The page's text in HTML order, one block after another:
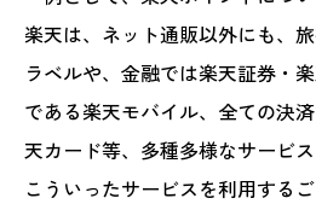
楽天は、ネット通販以外にも、
ラベルや、金融では楽天証券・
である楽天モバイル、全ての決
天カード等、多種多様なサービ
こういったサービスを利用する